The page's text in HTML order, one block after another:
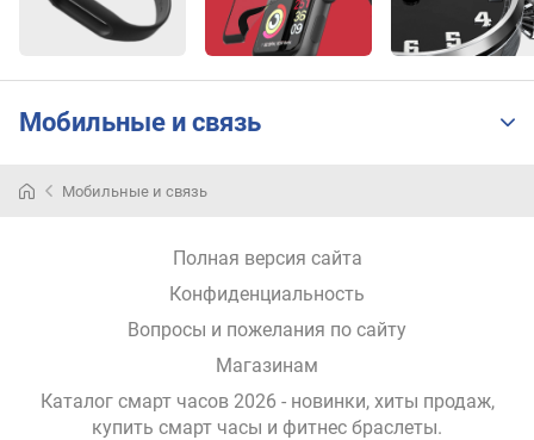
б
е
л
ь
р
и
Мобильные и связь
Мобильные и связь
Полная версия сайта
Конфиденциальность
Вопросы и пожелания по сайту
Магазинам
Каталог смарт часов 2026 - новинки, хиты продаж,
купить смарт часы и фитнес браслеты.